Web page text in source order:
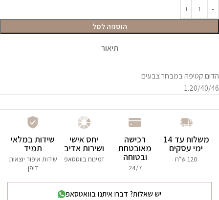
הוספה לסל
תיאור
הדום קטיפה במבחר צבעים
1.20/40/46
משלוח עד 14
ימי עסקים
120 ש"ח
רכישה
מאובטחת
ובטוחה
24/7
יחס אישי
ושירות אדיב
זמינות בווטסאפ
שידות במלאי
תמיד
שידות איפור יוצאות
דופן
יש שאלות? דברו איתנו בוואטסאפ